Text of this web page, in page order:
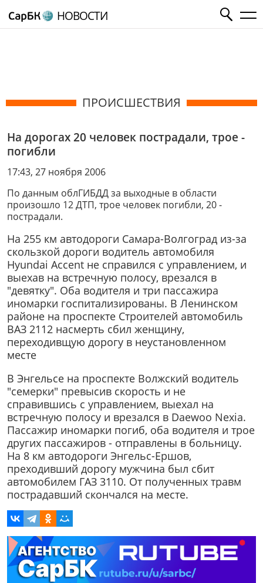
НОВОСТИ
ПРОИСШЕСТВИЯ
На дорогах 20 человек пострадали, трое -
погибли
17:43, 27 ноября 2006
По данным облГИБДД за выходные в области
произошло 12 ДТП, трое человек погибли, 20 -
пострадали.
На 255 км автодороги Самара-Волгоград из-за
скользкой дороги водитель автомобиля
Hyundai Accent не справился с управлением, и
выехав на встречную полосу, врезался в
"девятку". Оба водителя и три пассажира
иномарки госпитализированы. В Ленинском
районе на проспекте Строителей автомобиль
ВАЗ 2112 насмерть сбил женщину,
переходивщую дорогу в неустановленном
месте
В Энгельсе на проспекте Волжский водитель
"семерки" превысив скорость и не
справившись с управлением, выехал на
встречную полосу и врезался в Daewoo Nexia.
Пассажир иномарки погиб, оба водителя и трое
других пассажиров - отправлены в больницу.
На 8 км автодороги Энгельс-Ершов,
преходивший дорогу мужчина был сбит
автомобилем ГАЗ 3110. От полученных травм
пострадавший скончался на месте.